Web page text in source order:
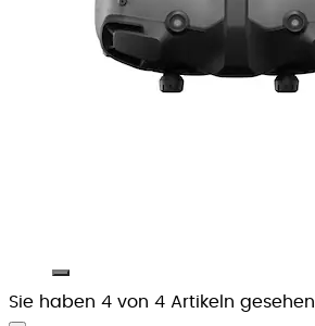
Sie haben 4 von 4 Artikeln gesehen